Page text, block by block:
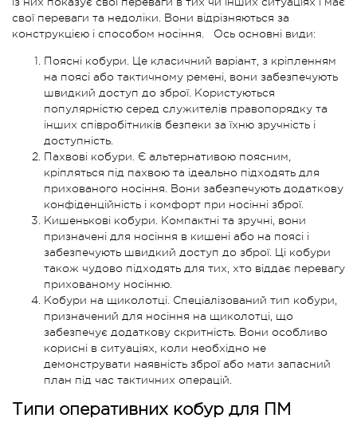
свої переваги та недоліки. Вони відрізняються за
конструкцією і способом носіння. Ось основні види:
Поясні кобури. Це класичний варіант, з кріпленням
на поясі або тактичному ремені, вони забезпечують
швидкий доступ до зброї. Користуються
популярністю серед служителів правопорядку та
інших співробітників безпеки за їхню зручність і
доступність.
Пахвові кобури. Є альтернативою поясним,
кріпляться під пахвою та ідеально підходять для
прихованого носіння. Вони забезпечують додаткову
конфіденційність і комфорт при носінні зброї.
Кишенькові кобури. Компактні та зручні, вони
призначені для носіння в кишені або на поясі і
забезпечують швидкий доступ до зброї. Ці кобури
також чудово підходять для тих, хто віддає перевагу
прихованому носінню.
Кобури на щиколотці. Спеціалізований тип кобури,
призначений для носіння на щиколотці, що
забезпечує додаткову скритність. Вони особливо
корисні в ситуаціях, коли необхідно не
демонструвати наявність зброї або мати запасний
план під час тактичних операцій.
Типи оперативних кобур для ПМ